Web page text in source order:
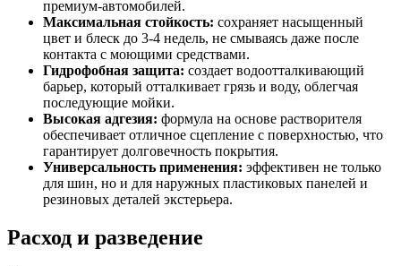
премиум-автомобилей.
Максимальная стойкость: сохраняет насыщенный
цвет и блеск до 3-4 недель, не смываясь даже после
контакта с моющими средствами.
Гидрофобная защита: создает водоотталкивающий
барьер, который отталкивает грязь и воду, облегчая
последующие мойки.
Высокая адгезия: формула на основе растворителя
обеспечивает отличное сцепление с поверхностью, что
гарантирует долговечность покрытия.
Универсальность применения: эффективен не только
для шин, но и для наружных пластиковых панелей и
резиновых деталей экстерьера.
Расход и разведение